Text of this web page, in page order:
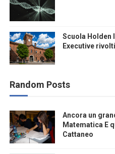
Scuola Holden
Executive
Random Posts
Ancora un
Matematica E
Cattaneo